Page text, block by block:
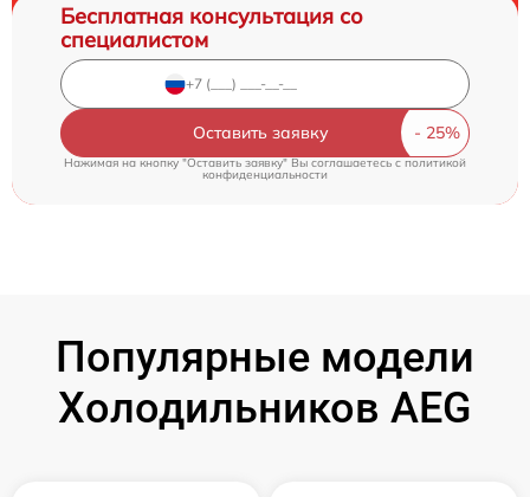
Бесплатная консультация со
специалистом
Оставить заявку
Нажимая на кнопку "Оставить заявку" Вы соглашаетесь cполитикой
конфиденциальности
Популярные модели
Холодильников AEG